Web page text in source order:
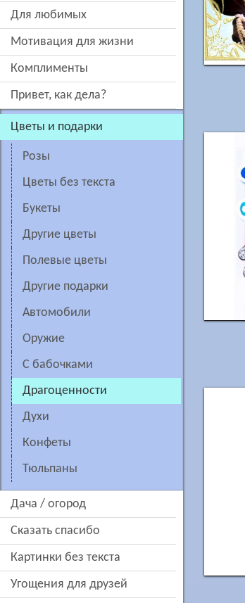
для любимых
мотивация для жизни
комплименты
привет, как дела?
цветы и подарки
розы
цветы без текста
букеты
другие цветы
полевые цветы
другие подарки
автомобили
оружие
с бабочками
драгоценности
духи
конфеты
тюльпаны
дача / огород
сказать спасибо
картинки без текста
угощения для друзей